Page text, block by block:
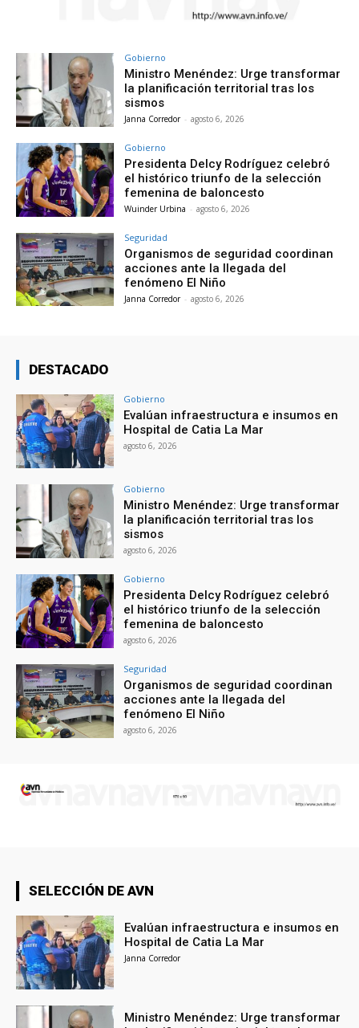
Gobierno
Ministro Menéndez: Urge transformar
la planificación territorial tras los
sismos
Janna Corredor - agosto 6, 2026
Gobierno
Presidenta Delcy Rodríguez celebró
el histórico triunfo de la selección
femenina de baloncesto
Wuinder Urbina - agosto 6, 2026
Seguridad
Organismos de seguridad coordinan
acciones ante la llegada del
fenómeno El Niño
Janna Corredor - agosto 6, 2026
DESTACADO
Gobierno
Evalúan infraestructura e insumos en
Hospital de Catia La Mar
agosto 6, 2026
Gobierno
Ministro Menéndez: Urge transformar
la planificación territorial tras los
sismos
agosto 6, 2026
Gobierno
Presidenta Delcy Rodríguez celebró
el histórico triunfo de la selección
femenina de baloncesto
agosto 6, 2026
Seguridad
Organismos de seguridad coordinan
acciones ante la llegada del
fenómeno El Niño
agosto 6, 2026
SELECCIÓN DE AVN
Evalúan infraestructura e insumos en
Hospital de Catia La Mar
Janna Corredor
Ministro Menéndez: Urge transformar